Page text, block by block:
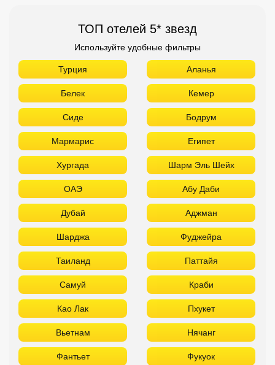
ТОП отелей 5* звезд
Используйте удобные фильтры
Турция Аланья
Белек Кемер
Сиде Бодрум
Мармарис Египет
Хургада Шарм Эль Шейх
ОАЭ Абу Даби
Дубай Аджман
Шарджа Фуджейра
Таиланд Паттайя
Самуй Краби
Као Лак Пхукет
Вьетнам Нячанг
Фантьет Фукуок